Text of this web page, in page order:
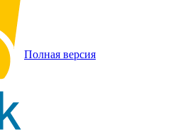
Полная версия